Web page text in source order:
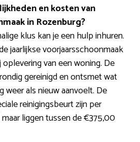
en kosten van
in Rozenburg?
klus kan je een hulp inhuren.
jaarlijkse voorjaarsschoonmaak
van een woning. De
gereinigd en ontsmet wat
weer als nieuw aanvoelt. De
reinigingsbeurt zijn per
liggen tussen de €375,00